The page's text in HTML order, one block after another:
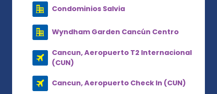
Condominios Salvia
Wyndham Garden Cancún Centro
Cancun, Aeropuerto T2 Internacional
(CUN)
Cancun, Aeropuerto Check In (CUN)